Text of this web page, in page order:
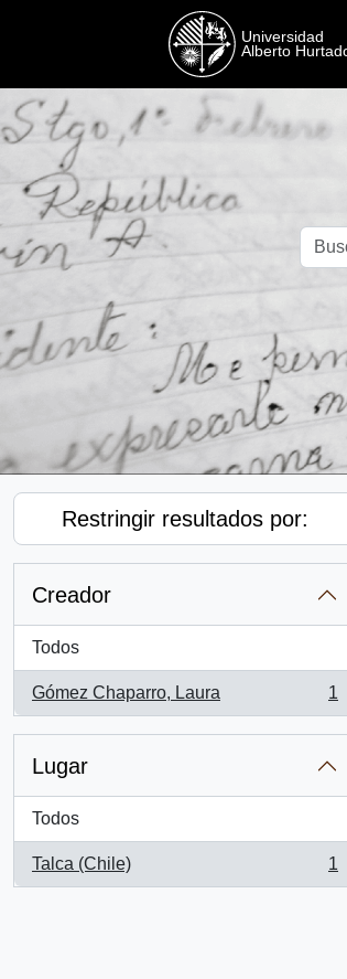
Restringir resultados por:
Creador
Todos
Gómez Chaparro, Laura
, 1 resultados
1
Lugar
Todos
Talca (Chile)
, 1 resultados
1